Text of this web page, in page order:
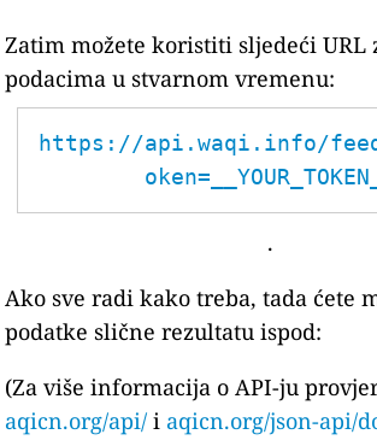
Zatim možete koristiti sljedeći URL
podacima u stvarnom vremenu:
https://api.waqi.info/
.
Ako sve radi kako treba, tada ćete
podatke slične rezultatu ispod:
(Za više informacija o API-ju
aqicn.org/api/ i aqicn.org/json-api/